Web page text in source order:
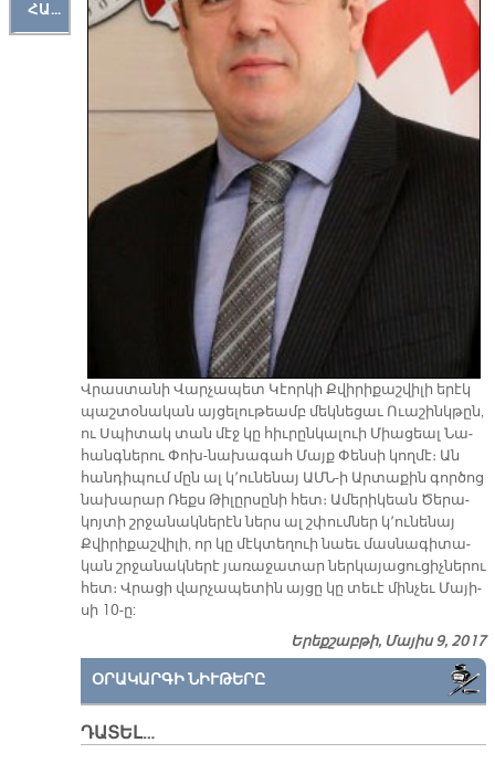
ՀԱՐԹԱԿ
Վրաս­տա­նի Վար­չա­պետ Կէոր­կի Քվի­րի­քաշ­վի­լի ե­րէկ
պաշ­տօ­նա­կան այ­ցե­լու­թեամբ մեկ­նե­ցաւ Ո­ւա­շինկ­թըն,
ու Սպի­տակ տան մէջ կը հիւ­րըն­կա­լուի Միա­ցեալ Նա­
հանգ­նե­րու Փոխ-նա­խա­գահ Մայք Փեն­սի կող­մէ։ Ան
հան­դի­պում մըն ալ կ՚ու­նե­նայ ԱՄՆ-ի Ար­տա­քին գոր­ծոց
նա­խա­րար Ռեքս Թի­լըր­սը­նի հետ։ Ա­մե­րի­կեան Ծե­րա­
կոյ­տի շրջա­նակ­նե­րէն ներս ալ շփում­ներ կ՚ու­նե­նայ
Քվի­րի­քաշ­վի­լի, որ կը մէկ­տե­ղուի նաեւ մաս­նա­գի­տա­
կան շրջա­նակ­նե­րէ յա­ռա­ջա­տար ներ­կա­յա­ցու­ցիչ­նե­րու
հետ։ Վրա­ցի վար­չա­պե­տին այ­ցը կը տե­ւէ մին­չեւ Մա­յի­
սի 10-ը:
Երեքշաբթի, Մայիս 9, 2017
ՕՐԱԿԱՐԳԻ ՆԻՒԹԵՐԸ
ԴԱՏԵԼ…